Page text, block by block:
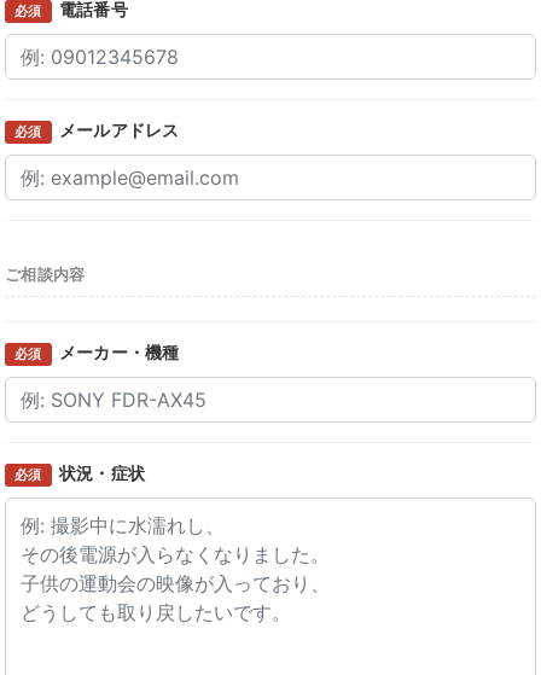
必須 電話番号
必須 メールアドレス
ご相談内容
必須 メーカー・機種
必須 状況・症状